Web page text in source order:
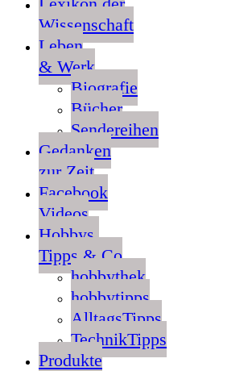
Wissenschaft
Leben
& Werk
Biografie
Bücher
Sendereihen
Gedanken
zur Zeit
Facebook
Videos
Hobbys,
Tipps & Co
hobbythek
hobbytipps
AlltagsTipps
TechnikTipps
Produkte